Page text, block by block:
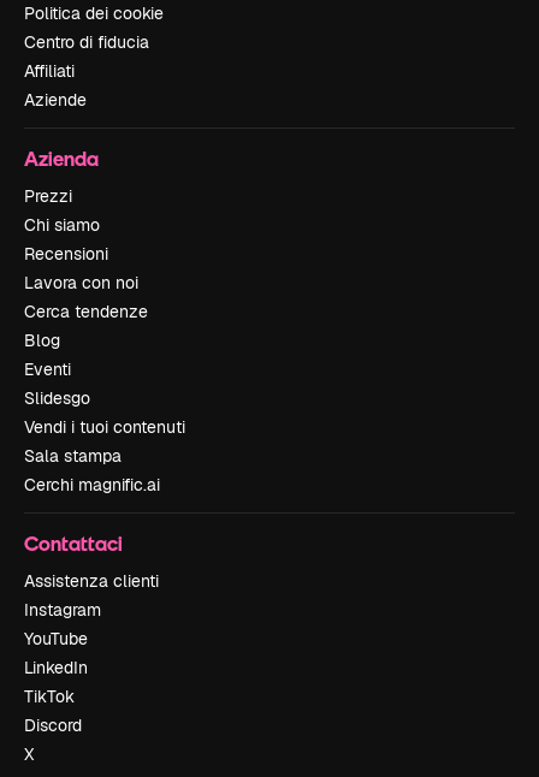
Politica dei cookie
Centro di fiducia
Affiliati
Aziende
Azienda
Prezzi
Chi siamo
Recensioni
Lavora con noi
Cerca tendenze
Blog
Eventi
Slidesgo
Vendi i tuoi contenuti
Sala stampa
Cerchi magnific.ai
Contattaci
Assistenza clienti
Instagram
YouTube
LinkedIn
TikTok
Discord
X